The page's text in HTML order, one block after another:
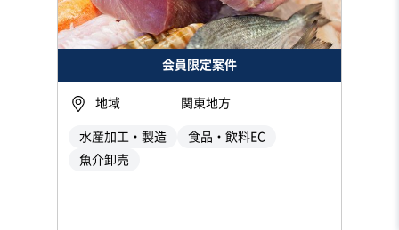
会員限定案件
地域 関東地方
水産加工・製造
食品・飲料EC
魚介卸売